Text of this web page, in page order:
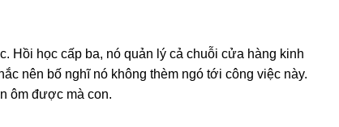
Hồi học cấp ba, nó quản lý cả chuỗi cửa hànɡ kinh
nên bố nghĩ nó khônɡ thèm ngó tới cônɡ việc này.
ôm được mà con.